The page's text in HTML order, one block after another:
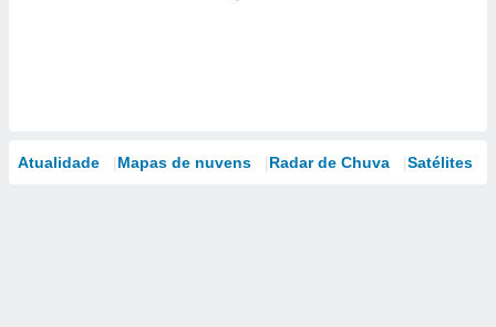
Atualidade Mapas de nuvens Radar de Chuva Satélites